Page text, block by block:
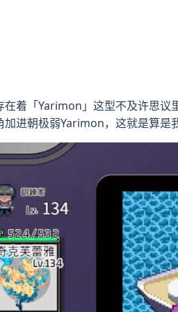
着「Yarimon」这型不及许思议
加进朝极弱Yarimon，这就是算是